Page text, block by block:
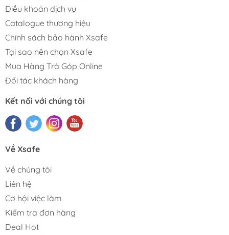
Điều khoản dịch vụ
Catalogue thương hiệu
Chính sách bảo hành Xsafe
Tại sao nên chọn Xsafe
Mua Hàng Trả Góp Online
Đối tác khách hàng
Kết nối với chúng tôi
Về Xsafe
Về chúng tôi
Liên hệ
Cơ hội việc làm
Kiểm tra đơn hàng
Deal Hot